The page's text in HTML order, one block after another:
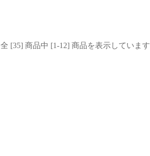
全 [35] 商品中 [1-12] 商品を表示しています